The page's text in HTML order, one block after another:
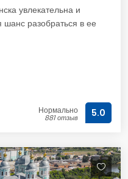
увлекательна и
шанс разобраться в ее
Нормально
881 отзыв 5.0